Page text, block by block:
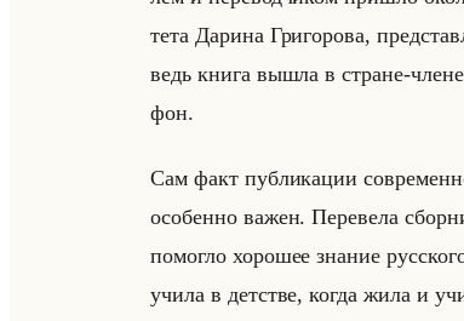
те­та Да­ри­на Гри­го­ро­ва,
ведь книга вышла в стране-
фон.
Сам факт пуб­ли­ка­ции
осо­бен­но важен. Пе­ре­ве­ла
по­мог­ло хо­ро­шее зна­ние
учила в дет­стве, когда жила и